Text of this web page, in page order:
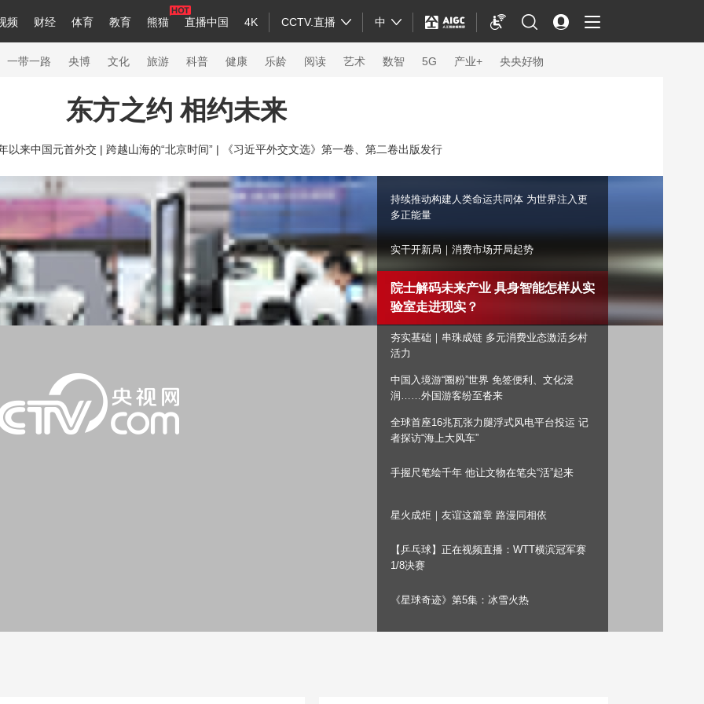
频 财经 体育 教育 熊猫 直播中国 4K CCTV.直播 中
中国领导人 央视快评 习式妙语 热解读 天天学习
节目单 听音 微视频 主持人 下载央视影音
English Монгол
一带一路 央博 文化 旅游 科普 健康 乐龄 阅读 艺术 数智 5G 产业+ 央央好物
国家大剧院 大型活动
科技 法治 文娱 人物 公益 图片
央视快评 央视网评 光华锐评 锋面
猫频道 VR/AR 4K专区 全景新闻
兵请入列 人生第一次 人生第二次
年冬奥会 CBA NBA 中超 国足 国际足球 网球 综合体育
非遗 汽车 数智 5G 产业+
云起 超级工厂 智敬中国 天气 才艺 网展
东方之约 相约未来
以来中国元首外交 | 跨越山海的“北京时间” | 《习近平外交文选》第一卷、第二卷出版发行
持续推动构建人类命运共同体 为世界注入更
多正能量
实干开新局｜消费市场开局起势
院士解码未来产业 具身智能怎样从实
验室走进现实？
夯实基础｜串珠成链 多元消费业态激活乡村
活力
中国入境游“圈粉”世界 免签便利、文化浸
润……外国游客纷至沓来
全球首座16兆瓦张力腿浮式风电平台投运 记
者探访“海上大风车”
手握尺笔绘千年 他让文物在笔尖“活”起来
星火成炬｜友谊这篇章 路漫同相依
【乒乓球】正在视频直播：WTT横滨冠军赛
1/8决赛
《星球奇迹》第5集：冰雪火热